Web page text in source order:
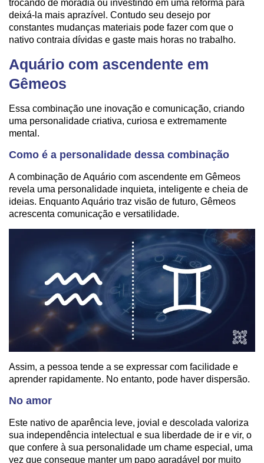
trocando de moradia ou investindo em uma reforma para
deixá-la mais aprazível. Contudo seu desejo por
constantes mudanças materiais pode fazer com que o
nativo contraia dívidas e gaste mais horas no trabalho.
Aquário com ascendente em
Gêmeos
Essa combinação une inovação e comunicação, criando
uma personalidade criativa, curiosa e extremamente
mental.
Como é a personalidade dessa combinação
A combinação de Aquário com ascendente em Gêmeos
revela uma personalidade inquieta, inteligente e cheia de
ideias. Enquanto Aquário traz visão de futuro, Gêmeos
acrescenta comunicação e versatilidade.
Assim, a pessoa tende a se expressar com facilidade e
aprender rapidamente. No entanto, pode haver dispersão.
No amor
Este nativo de aparência leve, jovial e descolada valoriza
sua independência intelectual e sua liberdade de ir e vir, o
que confere à sua personalidade um chame especial, uma
vez que consegue manter um papo agradável por muito